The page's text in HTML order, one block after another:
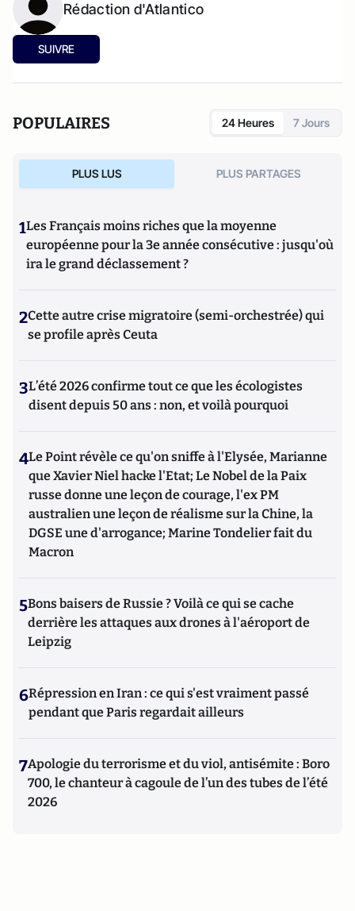
Rédaction d'Atlantico
SUIVRE
POPULAIRES 24 Heures 7 Jours
PLUS LUS PLUS PARTAGES
1Les Français moins riches que la moyenne
européenne pour la 3e année consécutive : jusqu'où
ira le grand déclassement ?
2Cette autre crise migratoire (semi-orchestrée) qui
se profile après Ceuta
3L’été 2026 confirme tout ce que les écologistes
disent depuis 50 ans : non, et voilà pourquoi
4Le Point révèle ce qu'on sniffe à l'Elysée, Marianne
que Xavier Niel hacke l'Etat; Le Nobel de la Paix
russe donne une leçon de courage, l'ex PM
australien une leçon de réalisme sur la Chine, la
DGSE une d'arrogance; Marine Tondelier fait du
Macron
5Bons baisers de Russie ? Voilà ce qui se cache
derrière les attaques aux drones à l'aéroport de
Leipzig
6Répression en Iran : ce qui s'est vraiment passé
pendant que Paris regardait ailleurs
7Apologie du terrorisme et du viol, antisémite : Boro
700, le chanteur à cagoule de l’un des tubes de l’été
2026